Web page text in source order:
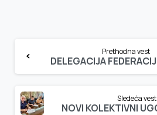
Reading
Prethodna vest
Sledeća vest